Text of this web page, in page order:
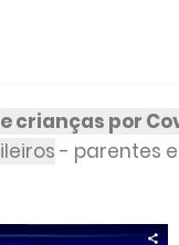
crianças por
- parentes e